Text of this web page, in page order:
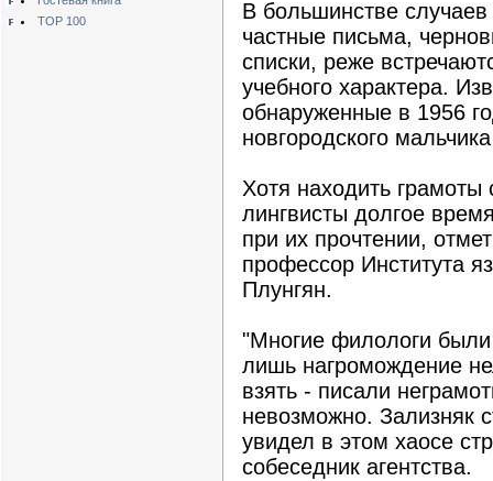
TOP 100
В большинстве
частные письма,
списки, реже
учебного характера.
обнаруженные в 1956
новгородского
Хотя находить
лингвисты долгое
при их прочтении,
профессор Института
Плунгян.
"Многие филологи были
лишь нагромождение
взять - писали
невозможно. Зализняк
увидел в этом хаосе
собеседник агентства.